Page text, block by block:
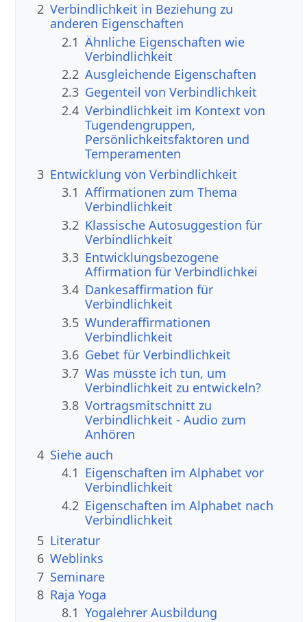
2 Verbindlichkeit in Beziehung zu
anderen Eigenschaften
2.1 Ähnliche Eigenschaften wie
Verbindlichkeit
2.2 Ausgleichende Eigenschaften
2.3 Gegenteil von Verbindlichkeit
2.4 Verbindlichkeit im Kontext von
Tugendengruppen,
Persönlichkeitsfaktoren und
Temperamenten
3 Entwicklung von Verbindlichkeit
3.1 Affirmationen zum Thema
Verbindlichkeit
3.2 Klassische Autosuggestion für
Verbindlichkeit
3.3 Entwicklungsbezogene
Affirmation für Verbindlichkei
3.4 Dankesaffirmation für
Verbindlichkeit
3.5 Wunderaffirmationen
Verbindlichkeit
3.6 Gebet für Verbindlichkeit
3.7 Was müsste ich tun, um
Verbindlichkeit zu entwickeln?
3.8 Vortragsmitschnitt zu
Verbindlichkeit - Audio zum
Anhören
4 Siehe auch
4.1 Eigenschaften im Alphabet vor
Verbindlichkeit
4.2 Eigenschaften im Alphabet nach
Verbindlichkeit
5 Literatur
6 Weblinks
7 Seminare
8 Raja Yoga
8.1 Yogalehrer Ausbildung